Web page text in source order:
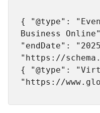
{ "@type":
Business
"endDate":
"https://
{ "@type":
"https://